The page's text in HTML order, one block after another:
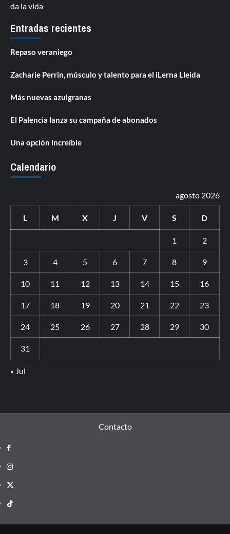
da la vida
Entradas recientes
Repaso veraniego
Zacharie Perrin, músculo y talento para el iLerna Lleida
Más nuevas azulgranas
El Palencia lanza su campaña de abonados
Una opción increíble
Calendario
agosto 2026
L M X J V S D
1 2
3 4 5 6 7 8 9
10 11 12 13 14 15 16
17 18 19 20 21 22 23
24 25 26 27 28 29 30
31
« Jul
Contacto